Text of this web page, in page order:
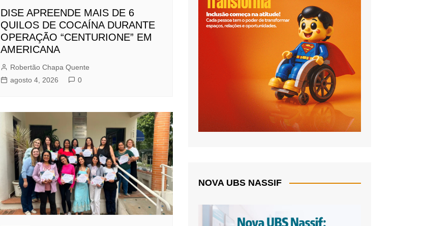
DISE APREENDE MAIS DE 6
QUILOS DE COCAÍNA DURANTE
OPERAÇÃO “CENTURIONE” EM
AMERICANA
Robertão Chapa Quente
agosto 4, 2026
0
NOVA UBS NASSIF